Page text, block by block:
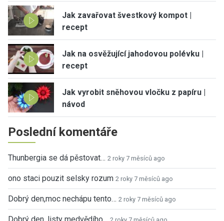
Jak zavařovat švestkový kompot |
recept
Jak na osvěžující jahodovou polévku |
recept
Jak vyrobit sněhovou vločku z papíru |
návod
Poslední komentáře
Thunbergia se dá pěstovat… 2 roky 7 měsíců ago
ono staci pouzit selsky rozum 2 roky 7 měsíců ago
Dobrý den,moc nechápu tento… 2 roky 7 měsíců ago
Dobrý den, listy medvědího…